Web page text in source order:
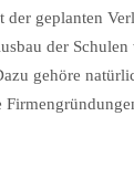
geplanten
der
gehöre